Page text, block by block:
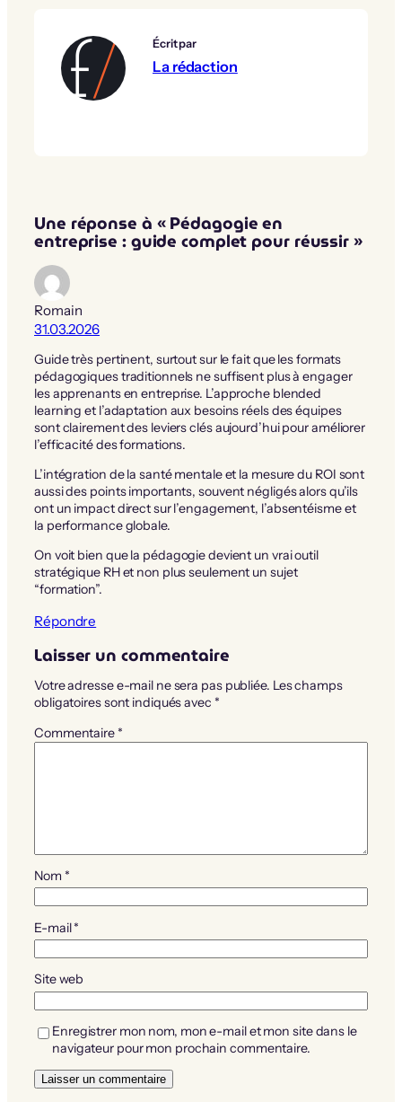
Écrit par
La rédaction
Une réponse à « Pédagogie en
entreprise : guide complet pour réussir »
Romain
31.03.2026
Guide très pertinent, surtout sur le fait que les formats
pédagogiques traditionnels ne suffisent plus à engager
les apprenants en entreprise. L’approche blended
learning et l’adaptation aux besoins réels des équipes
sont clairement des leviers clés aujourd’hui pour améliorer
l’efficacité des formations.
L’intégration de la santé mentale et la mesure du ROI sont
aussi des points importants, souvent négligés alors qu’ils
ont un impact direct sur l’engagement, l’absentéisme et
la performance globale.
On voit bien que la pédagogie devient un vrai outil
stratégique RH et non plus seulement un sujet
“formation”.
Répondre
Laisser un commentaire
Votre adresse e-mail ne sera pas publiée. Les champs
obligatoires sont indiqués avec *
Commentaire *
Nom *
E-mail*
Site web
Enregistrer mon nom, mon e-mail et mon site dans le
navigateur pour mon prochain commentaire.